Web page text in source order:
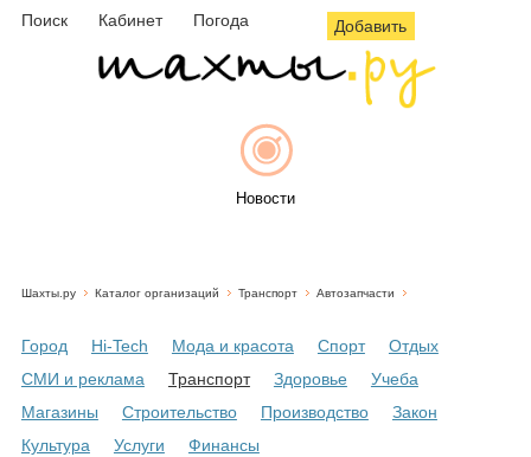
Поиск Кабинет Погода Добавить
Новости
Объявления
Шахты.ру Каталог организаций Транспорт Автозапчасти
Город Hi-Tech Мода и красота Спорт
Отдых
СМИ и реклама
Транспорт Здоровье
Учеба
Магазины
Строительство Производство
Закон
Культура
Услуги Финансы